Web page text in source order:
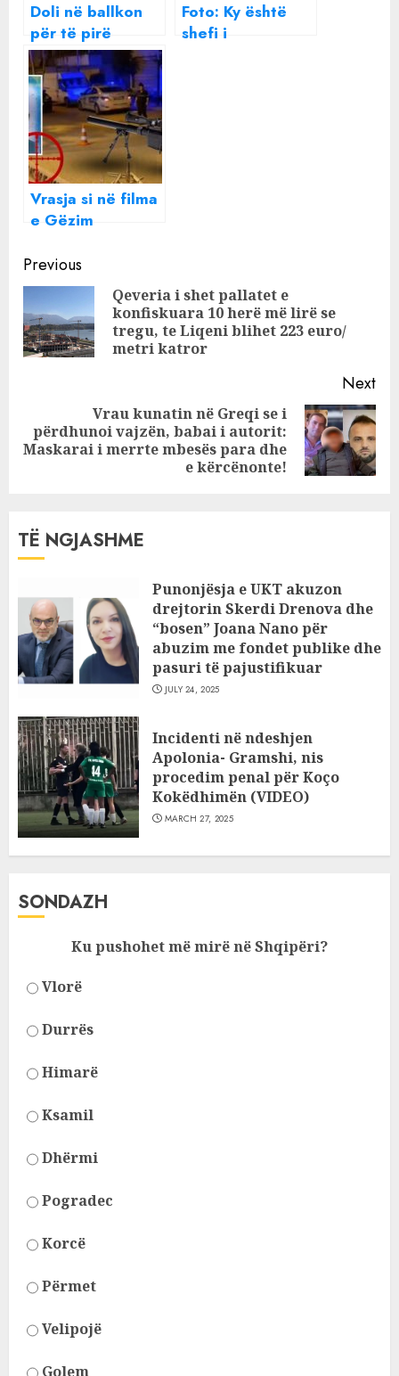
Doli në ballkon
për të pirë
cigare, por një
plumb në kokë i
mori jetën. Kush
ishte Gëzim
Sinomataj, djali i
“Buzëderrit” të
Vlorës
Foto: Ky është
shefi i
Vrasja si në filma
e Gëzim
përplasjet e forta
të ‘Buzëderrit’
me
‘Faqedjegurin’
Continue
Reading
Previous
Qeveria i shet pallatet e
konfiskuara 10 herë më lirë se
tregu, te Liqeni blihet 223 euro/
metri katror
Next
Next
post:
Vrau kunatin në Greqi se i
përdhunoi vajzën, babai i autorit:
Maskarai i merrte mbesës para dhe
e kërcënonte!
TË NGJASHME
Punonjësja e UKT akuzon
drejtorin Skerdi Drenova dhe
“bosen” Joana Nano për
abuzim me fondet publike dhe
pasuri të pajustifikuar
JULY 24, 2025
Incidenti në ndeshjen
Apolonia- Gramshi, nis
procedim penal për Koço
Kokëdhimën (VIDEO)
MARCH 27, 2025
SONDAZH
Ku pushohet më mirë në Shqipëri?
Vlorë
Durrës
Himarë
Ksamil
Dhërmi
Pogradec
Korcë
Përmet
Velipojë